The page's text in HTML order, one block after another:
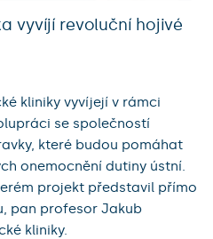
vyvíjí revoluční hojivé
kliniky vyvíjejí v rámci
se společností
které budou pomáhat
onemocnění dutiny ústní.
projekt představil přímo
pan profesor Jakub
kliniky.